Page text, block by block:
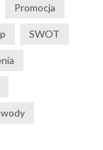
Promocja
SWOT